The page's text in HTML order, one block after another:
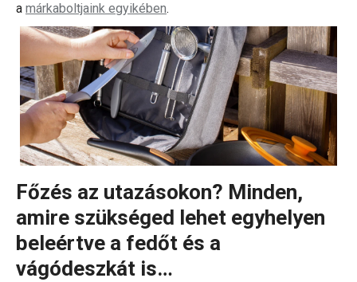
a márkaboltjaink egyikében.
Főzés az utazásokon? Minden,
amire szükséged lehet egyhelyen
beleértve a fedőt és a
vágódeszkát is…